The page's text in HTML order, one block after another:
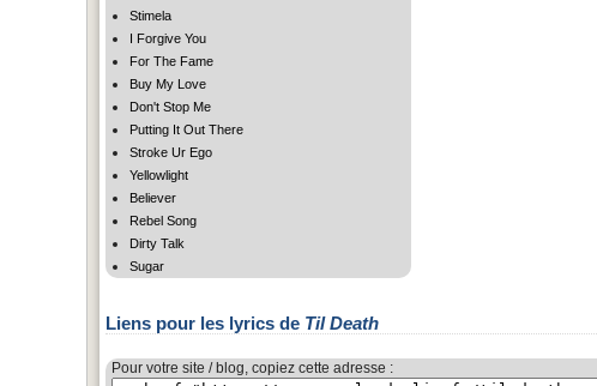
Stimela
I Forgive You
For The Fame
Buy My Love
Don't Stop Me
Putting It Out There
Stroke Ur Ego
Yellowlight
Believer
Rebel Song
Dirty Talk
Sugar
Liens pour les lyrics de Til Death
Pour votre site / blog, copiez cette adresse :